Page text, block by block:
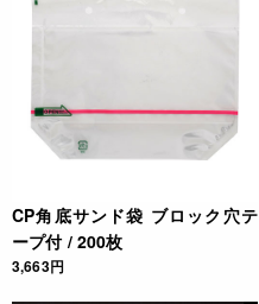
CP角底サンド袋 ブロック穴テ
ープ付 / 200枚
3,663円